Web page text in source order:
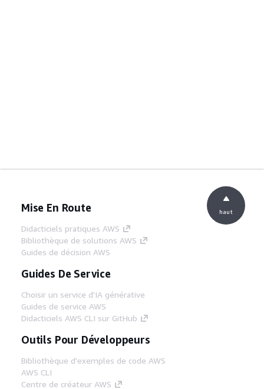
Mise En Route
Didacticiels pratiques AWS
Bibliothèque de solutions AWS
Guides de décision AWS
Guides De Service
Choisir un service d'IA générative
Guides de service AWS
Didacticiels AWS CLI sur GitHub
Outils Pour Développeurs
Bibliothèque d'exemples de code AWS
AWS CLI
Centre de créateur AWS
haut